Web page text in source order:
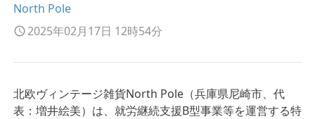
North Pole
2025年02月17日 12時54分
北欧ヴィンテージ雑貨North Pole（兵庫県尼崎市、代
表：増井絵美）は、就労継続支援B型事業等を運営する特